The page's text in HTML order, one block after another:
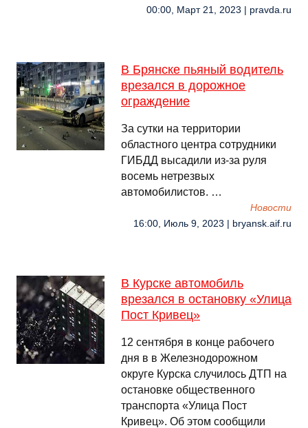
00:00, Март 21, 2023 | pravda.ru
В Брянске пьяный водитель
врезался в дорожное
ограждение
За сутки на территории
областного центра сотрудники
ГИБДД высадили из-за руля
восемь нетрезвых
автомобилистов. …
Новости
16:00, Июль 9, 2023 | bryansk.aif.ru
В Курске автомобиль
врезался в остановку «Улица
Пост Кривец»
12 сентября в конце рабочего
дня в в Железнодорожном
округе Курска случилось ДТП на
остановке общественного
транспорта «Улица Пост
Кривец». Об этом сообщили